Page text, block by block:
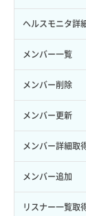
ロールにパーミ
ロール一覧取得
ロール作成
ロール削除
ロール更新
ロール詳細取得
サーバーに紐づ
サーバーに紐づ
サーバープラン
サーバープラン変
サーバープラン
サーバープラン
サーバーメタデ
セキュリティグ
セキュリティグ
セキュリティグ
セキュリティグ
セキュリティグ
ネットワーク一
ネットワーク作
ヘルスモニタ詳
メンバー一覧
メンバー削除
メンバー更新
メンバー詳細取
メンバー追加
リスナー一覧取